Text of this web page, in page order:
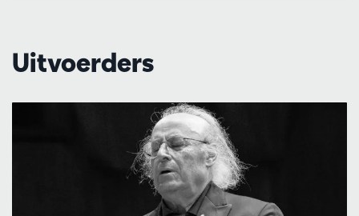
Uitvoerders